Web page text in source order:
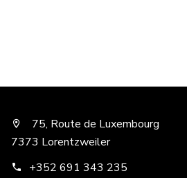
75, Route de Luxembourg
7373 Lorentzweiler
+352 691 343 235